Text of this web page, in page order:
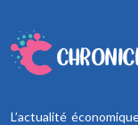
L’actualité